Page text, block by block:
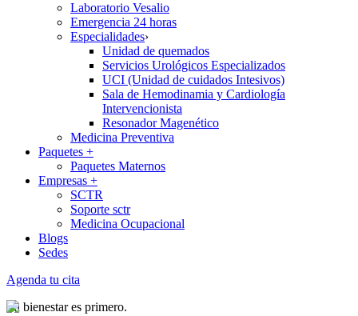
Laboratorio Vesalio
Emergencia 24 horas
Especialidades›
Unidad de quemados
Servicios Urológicos Especializados
UCI (Unidad de cuidados Intesivos)
Sala de Hemodinamia y Cardiología
Intervencionista
Resonador Magenético
Medicina Preventiva
Paquetes +
Paquetes Maternos
Empresas +
SCTR
Soporte sctr
Medicina Ocupacional
Blogs
Sedes
Agenda tu cita
Tu bienestar es primero.